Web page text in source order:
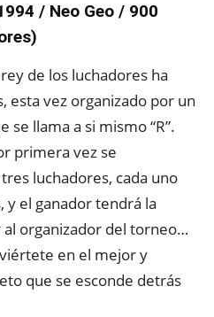
/ Neo Geo / 900
de los luchadores ha
esta vez organizado por un
llama a si mismo “R”.
primera vez se
luchadores, cada uno
y el ganador tendrá la
organizador del torneo…
en el mejor y
que se esconde detrás